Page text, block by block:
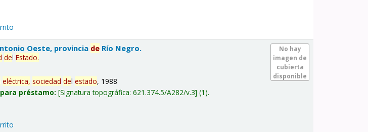
No hay
imagen de
cubierta
disponible
Oeste, provincia de Río Negro.
delEstado.
eléctrica, sociedad delestado, 1988
préstamo: Signatura topográfica:621.374.5/A282/v.3 (1).